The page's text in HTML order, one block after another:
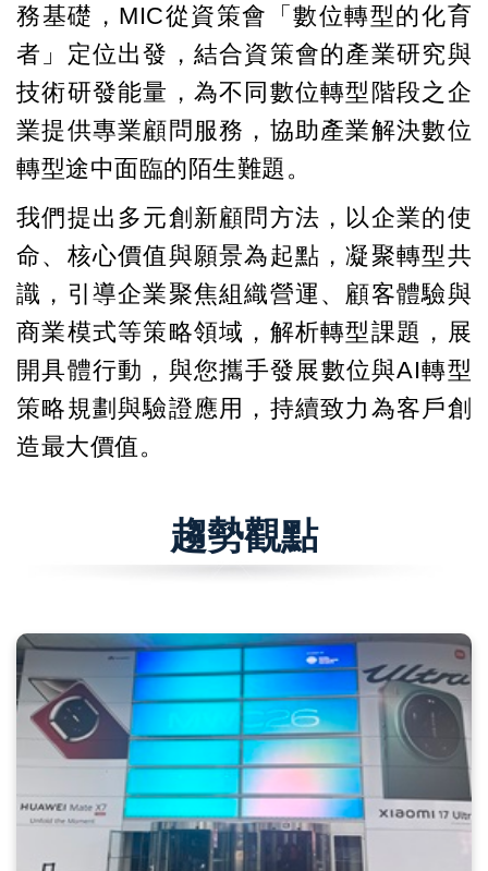
務基礎，MIC從資策會「數位轉型的化育
者」定位出發，結合資策會的產業研究與
技術研發能量，為不同數位轉型階段之企
業提供專業顧問服務，協助產業解決數位
轉型途中面臨的陌生難題。
我們提出多元創新顧問方法，以企業的使
命、核心價值與願景為起點，凝聚轉型共
識，引導企業聚焦組織營運、顧客體驗與
商業模式等策略領域，解析轉型課題，展
開具體行動，與您攜手發展數位與AI轉型
策略規劃與驗證應用，持續致力為客戶創
造最大價值。
趨勢觀點